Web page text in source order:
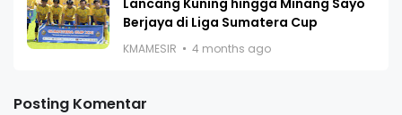
Berjaya di Liga Sumatera Cup
KMAMESIR 4 months ago
Posting Komentar